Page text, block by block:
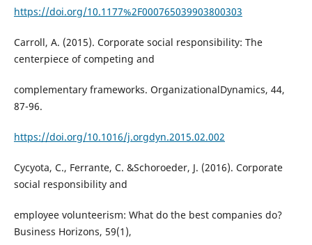
https://doi.org/10.1177%2F000765039903800303
Carroll, A. (2015). Corporate social responsibility: The
centerpiece of competing and
complementary frameworks. OrganizationalDynamics, 44,
87-96.
https://doi.org/10.1016/j.orgdyn.2015.02.002
Cycyota, C., Ferrante, C. &Schoroeder, J. (2016). Corporate
social responsibility and
employee volunteerism: What do the best companies do?
Business Horizons, 59(1),